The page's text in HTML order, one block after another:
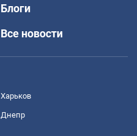
Блоги
Все новости
Харьков
Днепр